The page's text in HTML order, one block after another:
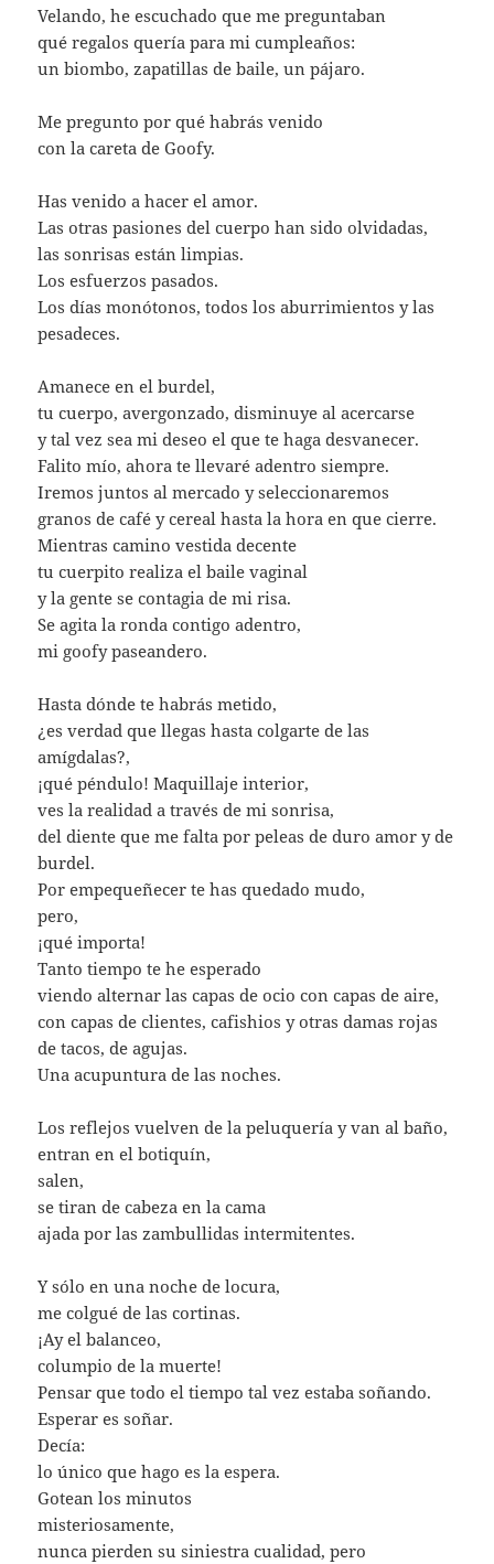
Velando, he escuchado que me preguntaban
qué regalos quería para mi cumpleaños:
un biombo, zapatillas de baile, un pájaro.
Me pregunto por qué habrás venido
con la careta de Goofy.
Has venido a hacer el amor.
Las otras pasiones del cuerpo han sido olvidadas,
las sonrisas están limpias.
Los esfuerzos pasados.
Los días monótonos, todos los aburrimientos y las
pesadeces.
Amanece en el burdel,
tu cuerpo, avergonzado, disminuye al acercarse
y tal vez sea mi deseo el que te haga desvanecer.
Falito mío, ahora te llevaré adentro siempre.
Iremos juntos al mercado y seleccionaremos
granos de café y cereal hasta la hora en que cierre.
Mientras camino vestida decente
tu cuerpito realiza el baile vaginal
y la gente se contagia de mi risa.
Se agita la ronda contigo adentro,
mi goofy paseandero.
Hasta dónde te habrás metido,
¿es verdad que llegas hasta colgarte de las
amígdalas?,
¡qué péndulo! Maquillaje interior,
ves la realidad a través de mi sonrisa,
del diente que me falta por peleas de duro amor y de
burdel.
Por empequeñecer te has quedado mudo,
pero,
¡qué importa!
Tanto tiempo te he esperado
viendo alternar las capas de ocio con capas de aire,
con capas de clientes, cafishios y otras damas rojas
de tacos, de agujas.
Una acupuntura de las noches.
Los reflejos vuelven de la peluquería y van al baño,
entran en el botiquín,
salen,
se tiran de cabeza en la cama
ajada por las zambullidas intermitentes.
Y sólo en una noche de locura,
me colgué de las cortinas.
¡Ay el balanceo,
columpio de la muerte!
Pensar que todo el tiempo tal vez estaba soñando.
Esperar es soñar.
Decía:
lo único que hago es la espera.
Gotean los minutos
misteriosamente,
nunca pierden su siniestra cualidad, pero